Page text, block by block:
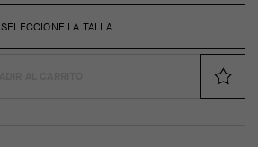
SELECCIONE LA TALLA